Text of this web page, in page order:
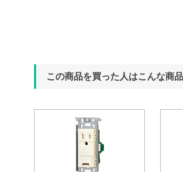
この商品を買った人はこんな商